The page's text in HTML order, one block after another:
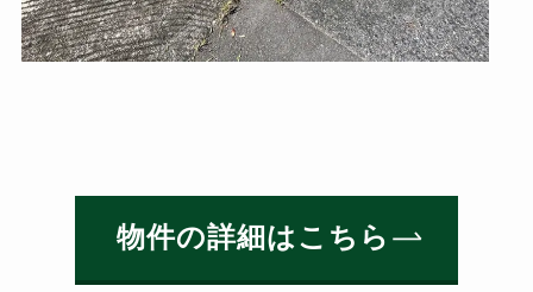
物件の詳細はこちら